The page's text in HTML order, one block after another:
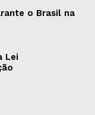
o Brasil na
Lei